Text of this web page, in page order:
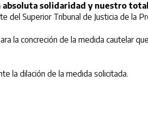
absoluta solidaridad y nuestro
del Superior Tribunal de Justicia de la
la concreción de la medida cautelar
la dilación de la medida solicitada.